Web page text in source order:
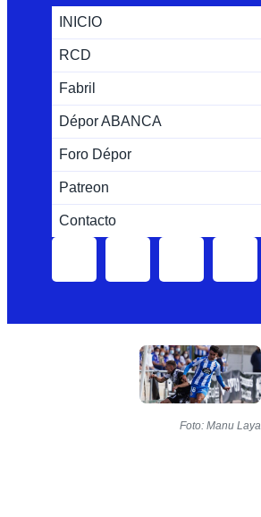
INICIO
RCD
Fabril
Dépor ABANCA
Foro Dépor
Patreon
Contacto
Foto: Manu Laya